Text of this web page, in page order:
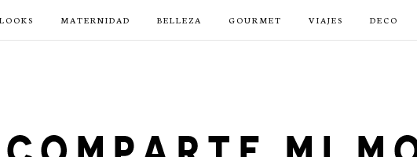
LOOKS MATERNIDAD BELLEZA GOURMET VIAJES DECO